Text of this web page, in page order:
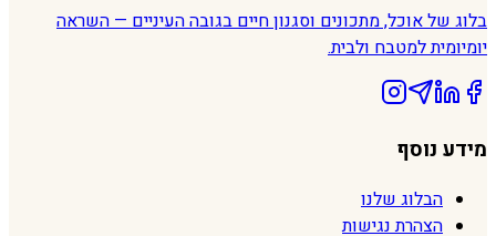
בלוג של אוכל, מתכונים וסגנון חיים בגובה העיניים — השראה
יומיומית למטבח ולבית.
מידע נוסף
הבלוג שלנו
הצהרת נגישות